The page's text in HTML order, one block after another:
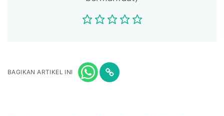
BAGIKAN ARTIKEL INI